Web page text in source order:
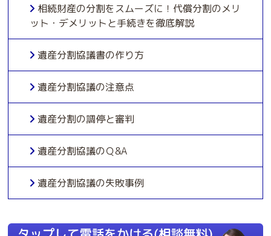
相続財産の分割をスムーズに！代償分割のメリ
ット・デメリットと手続きを徹底解説
遺産分割協議書の作り方
遺産分割協議の注意点
遺産分割の調停と審判
遺産分割協議のＱ&A
遺産分割協議の失敗事例